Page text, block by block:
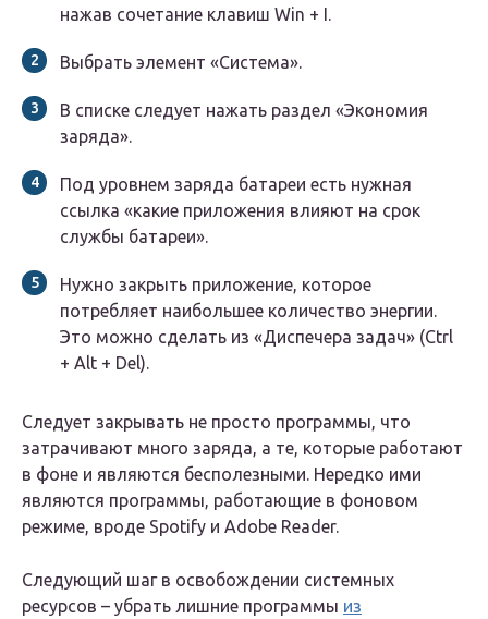
нажав сочетание клавиш Win + I.
Выбрать элемент «Система».
В списке следует нажать раздел «Экономия
заряда».
Под уровнем заряда батареи есть нужная
ссылка «какие приложения влияют на срок
службы батареи».
Нужно закрыть приложение, которое
потребляет наибольшее количество энергии.
Это можно сделать из «Диспечера задач» (Ctrl
+ Alt + Del).
Следует закрывать не просто программы, что
затрачивают много заряда, а те, которые работают
в фоне и являются бесполезными. Нередко ими
являются программы, работающие в фоновом
режиме, вроде Spotify и Adobe Reader.
Следующий шаг в освобождении системных
ресурсов – убрать лишние программы из